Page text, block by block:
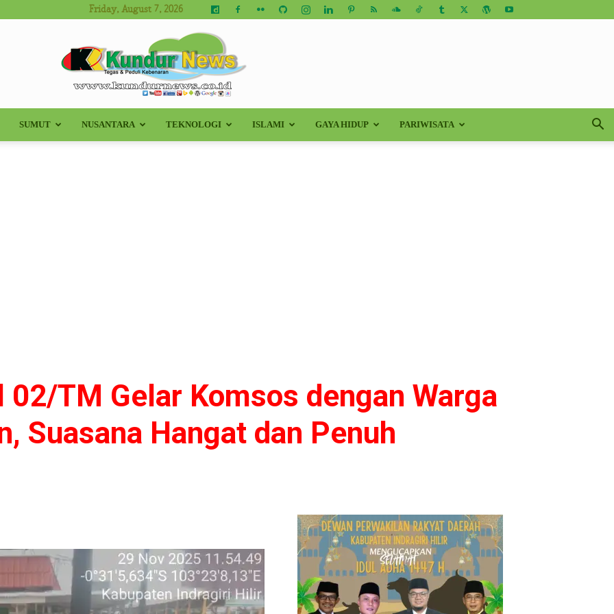
Friday, August 7, 2026
Kundur
SUMUT NUSANTARA TEKNOLOGI ISLAMI GAYA HIDUP PARIWISATA
02/TM Gelar Komsos dengan Warga
Suasana Hangat dan Penuh